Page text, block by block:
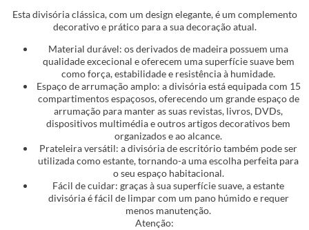
Esta divisória clássica, com um design elegante, é um complemento
decorativo e prático para a sua decoração atual.
Material durável: os derivados de madeira possuem uma
qualidade excecional e oferecem uma superfície suave bem
como força, estabilidade e resistência à humidade.
Espaço de arrumação amplo: a divisória está equipada com 15
compartimentos espaçosos, oferecendo um grande espaço de
arrumação para manter as suas revistas, livros, DVDs,
dispositivos multimédia e outros artigos decorativos bem
organizados e ao alcance.
Prateleira versátil: a divisória de escritório também pode ser
utilizada como estante, tornando-a uma escolha perfeita para
o seu espaço habitacional.
Fácil de cuidar: graças à sua superfície suave, a estante
divisória é fácil de limpar com um pano húmido e requer
menos manutenção.
Atenção: